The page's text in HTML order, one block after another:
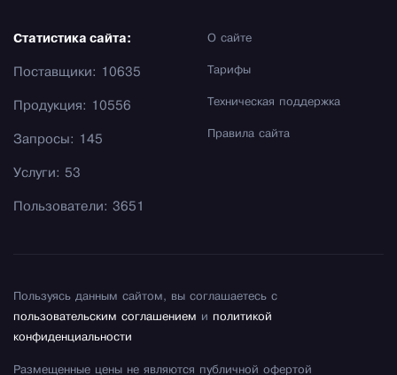
О сайте
Тарифы
Техническая поддержка
Правила сайта
Статистика сайта:
Поставщики: 10635
Продукция: 10556
Запросы: 145
Услуги: 53
Пользователи: 3651
Пользуясь данным сайтом, вы соглашаетесь с
пользовательским соглашением и политикой
конфиденциальности
Размещенные цены не являются публичной офертой